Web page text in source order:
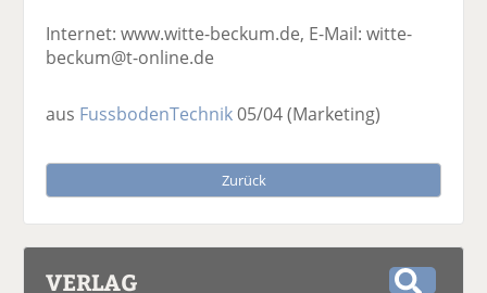
Internet: www.witte-beckum.de, E-Mail: witte-
beckum@t-online.de
aus FussbodenTechnik05/04(Marketing)
Zurück
VERLAG